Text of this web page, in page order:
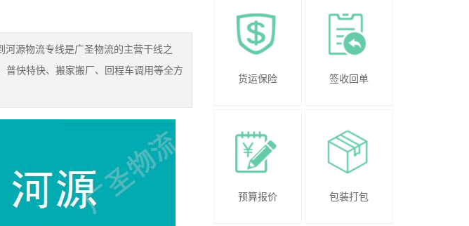
源物流专线是广圣物流的主营干线之
快特快、搬家搬厂、回程车调用等全方
货运保险 签收回单
预算报价 包装打包